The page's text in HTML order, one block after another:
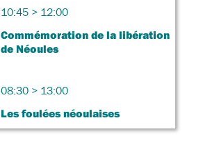
10:45 > 12:00
Commémoration de la libération
de Néoules
08:30 > 13:00
Les foulées néoulaises